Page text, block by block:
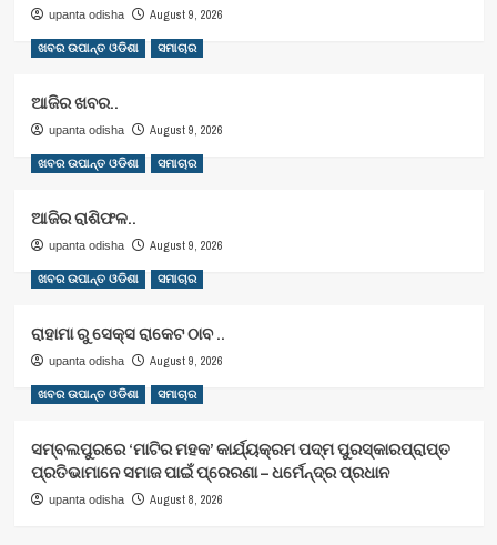
upanta odisha August 9, 2026
ଖବର ଉପାନ୍ତ ଓଡିଶା ସମାଚାର
ଆଜିର ଖବର..
upanta odisha August 9, 2026
ଖବର ଉପାନ୍ତ ଓଡିଶା ସମାଚାର
ଆଜିର ରାଶିଫଳ..
upanta odisha August 9, 2026
ଖବର ଉପାନ୍ତ ଓଡିଶା ସମାଚାର
ରାହାମା ରୁ ସେକ୍ସ ରାକେଟ ଠାବ ..
upanta odisha August 9, 2026
ଖବର ଉପାନ୍ତ ଓଡିଶା ସମାଚାର
ସମ୍ବଲପୁରରେ ‘ମାଟିର ମହକ’ କାର୍ଯ୍ୟକ୍ରମ ପଦ୍ମ ପୁରସ୍କାରପ୍ରାପ୍ତ
ପ୍ରତିଭାମାନେ ସମାଜ ପାଇଁ ପ୍ରେରଣା – ଧର୍ମେନ୍ଦ୍ର ପ୍ରଧାନ
upanta odisha August 8, 2026